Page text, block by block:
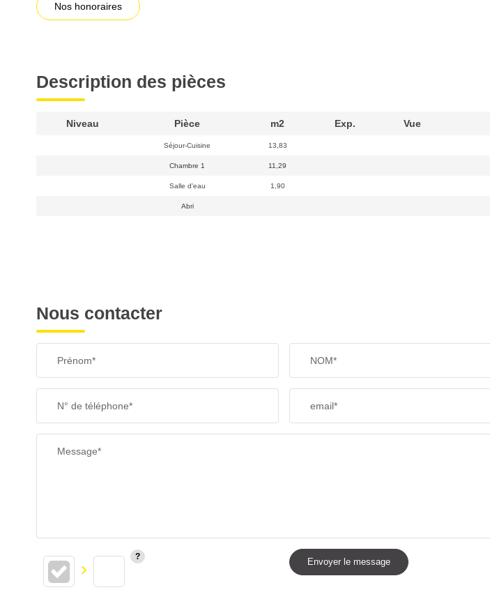
Nos honoraires
Description des pièces
Niveau Pièce m2 Exp. Vue
Séjour-Cuisine 13,83
Chambre 1 11,29
Salle d'eau 1,90
Abri
Nous contacter
Prénom* NOM*
N° de téléphone* email*
Message*
Envoyer le message